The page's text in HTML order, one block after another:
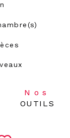
Nos
OUTILS